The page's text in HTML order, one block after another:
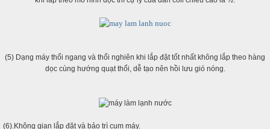
(5) Dạng máy thổi ngang và thổi nghiên khi lắp đặt tốt nhất không lắp theo hàng
dọc cùng hướng quạt thổi, dễ tạo nên hồi lưu gió nóng.
(6).Không gian lắp đặt và bảo trì cụm máy.